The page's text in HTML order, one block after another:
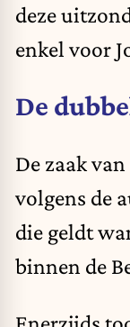
deze
enkel voor
De
De zaak
volgens de
die geldt
binnen de